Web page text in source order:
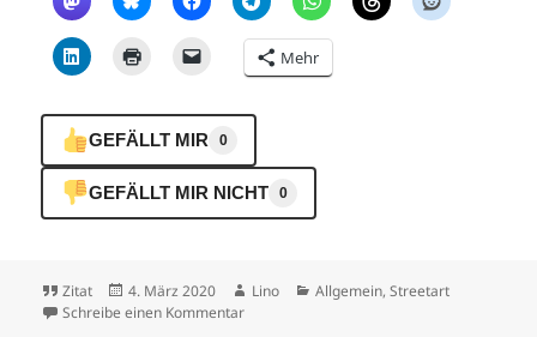
Mehr
GEFÄLLT MIR 0
GEFÄLLT MIR NICHT 0
Format
Zitat
Veröffentlicht
am
4. März 2020 Autor
Lino Kategorien
Allgemein,Streetart
Schreibe einen Kommentarzu Von Beruf: Börsianer (398) — Streetart